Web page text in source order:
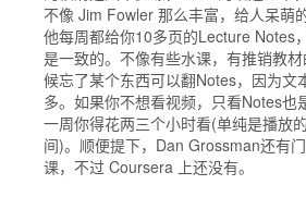
不像 Jim Fowler 那么丰富，给人呆萌
他每周都给你10多页的Lecture Notes
是一致的。不像有些水课，有推销教
候忘了某个东西可以翻Notes，因为文
多。如果你不想看视频，只看Notes也
一周你得花两三个小时看(单纯是播放
间)。顺便提下，Dan Grossman还有
课，不过 Coursera 上还没有。